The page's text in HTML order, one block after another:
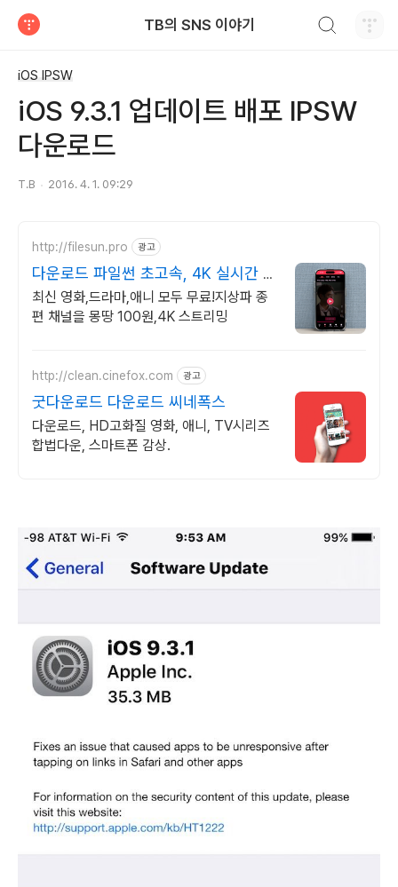
TB의 SNS 이야기
iOS IPSW
iOS 9.3.1 업데이트 배포 IPSW
다운로드
T.B 2016. 4. 1. 09:29
http://filesun.pro 광고
다운로드 파일썬 초고속, 4K 실시간 보
기!
최신 영화,드라마,애니 모두 무료!지상파 종
편 채널을 몽땅 100원,4K 스트리밍
http://clean.cinefox.com 광고
굿다운로드 다운로드 씨네폭스
다운로드, HD고화질 영화, 애니, TV시리즈
합법다운, 스마트폰 감상.